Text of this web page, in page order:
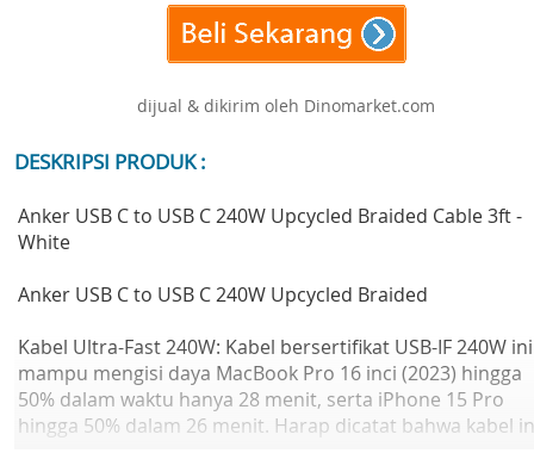
dijual & dikirim oleh Dinomarket.com
DESKRIPSI PRODUK :
Anker USB C to USB C 240W Upcycled Braided Cable 3ft -
White
Anker USB C to USB C 240W Upcycled Braided
Kabel Ultra-Fast 240W: Kabel bersertifikat USB-IF 240W ini
mampu mengisi daya MacBook Pro 16 inci (2023) hingga
50% dalam waktu hanya 28 menit, serta iPhone 15 Pro
hingga 50% dalam 26 menit. Harap dicatat bahwa kabel